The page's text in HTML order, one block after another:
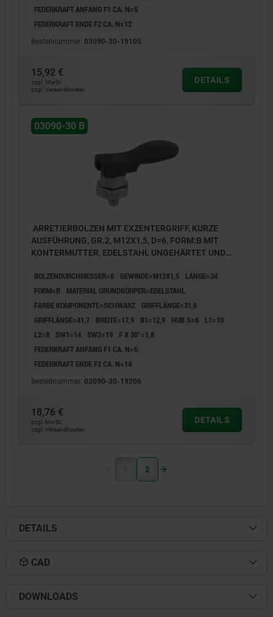
FEDERKRAFT ANFANG F1 CA. N=5
FEDERKRAFT ENDE F2 CA. N=12
Bestellnummer: 03090-30-19105
15,92 €
zzgl. MwSt.
zzgl. Versandkosten
DETAILS
03090-30 B
ARRETIERBOLZEN MIT EXZENTERGRIFF, KURZE
AUSFÜHRUNG, GR.2, M12X1,5, D=6, FORM:B MIT
KONTERMUTTER, EDELSTAHL UNGEHÄRTET UND
BOLZENDURCHMESSER=6 GEWINDE=M12X1,5
LÄNGE=34
FORM=B
MATERIAL GRUNDKÖRPER=EDELSTAHL
FARBE KOMPONENTE=SCHWARZ
GRIFFLÄNGE=31,6
GRIFFLÄNGE=41,7
BREITE=17,9 B1=12,9 HUB S=6
L1=10
L2=8
SW1=14 SW2=19
F X 30°=1,8
FEDERKRAFT ANFANG F1 CA. N=6
FEDERKRAFT ENDE F2 CA. N=14
Bestellnummer: 03090-30-19206
18,76 €
zzgl. MwSt.
zzgl. Versandkosten
DETAILS
1 2
DETAILS
CAD
DOWNLOADS